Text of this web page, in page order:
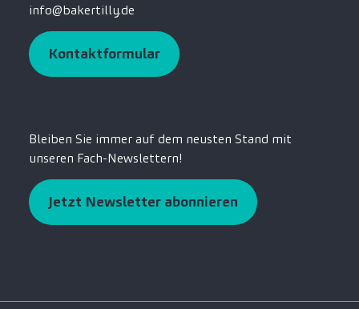
info@bakertilly.de
Kontaktformular
Bleiben Sie immer auf dem neusten Stand mit
unseren Fach-Newslettern!
Jetzt Newsletter abonnieren